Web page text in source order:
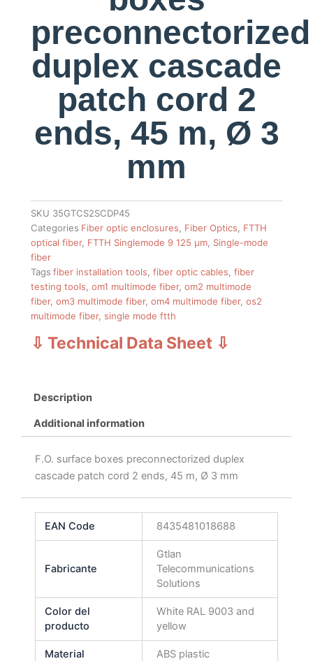
preconnectorized
duplex cascade
patch cord 2
ends, 45 m, Ø 3
mm
SKU 35GTCS2SCDP45
Categories Fiber optic enclosures Fiber Optics
FTTH
optical fiber, FTTH Singlemode 9 125 µm Single-mode
fiber
Tags fiber installation tools ,fiber optic cables ,fiber
testing tools ,om1 multimode fiber,om2 multimode
fiber,om3 multimode fiber,om4 multimode fiber,os2
multimode fiber, single mode ftth
⇩ Technical Data Sheet ⇩
Description
Additional information
F.O. surface boxes preconnectorized duplex
cascade patch cord 2 ends, 45 m, Ø 3 mm
EAN Code 8435481018688
Fabricante
Gtlan
Telecommunications
Solutions
Color del
producto
White RAL 9003 and
yellow
Material ABS plastic